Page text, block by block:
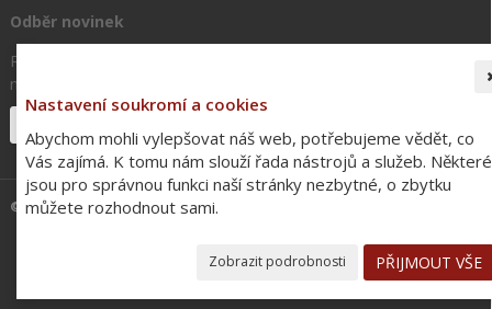
Nastavení soukromí a cookies
Abychom mohli vylepšovat náš web, potřebujeme vědět, co
Vás zajímá. K tomu nám slouží řada nástrojů a služeb. Některé
jsou pro správnou funkci naší stránky nezbytné, o zbytku
můžete rozhodnout sami.
Zobrazit podrobnosti PŘIJMOUT VŠE
Odběr novinek
Registrujte si u nás váš email a my vám dáme vědět o
novinkách.
© 2012 - 2026 DKMP| Webdesign Amenit |